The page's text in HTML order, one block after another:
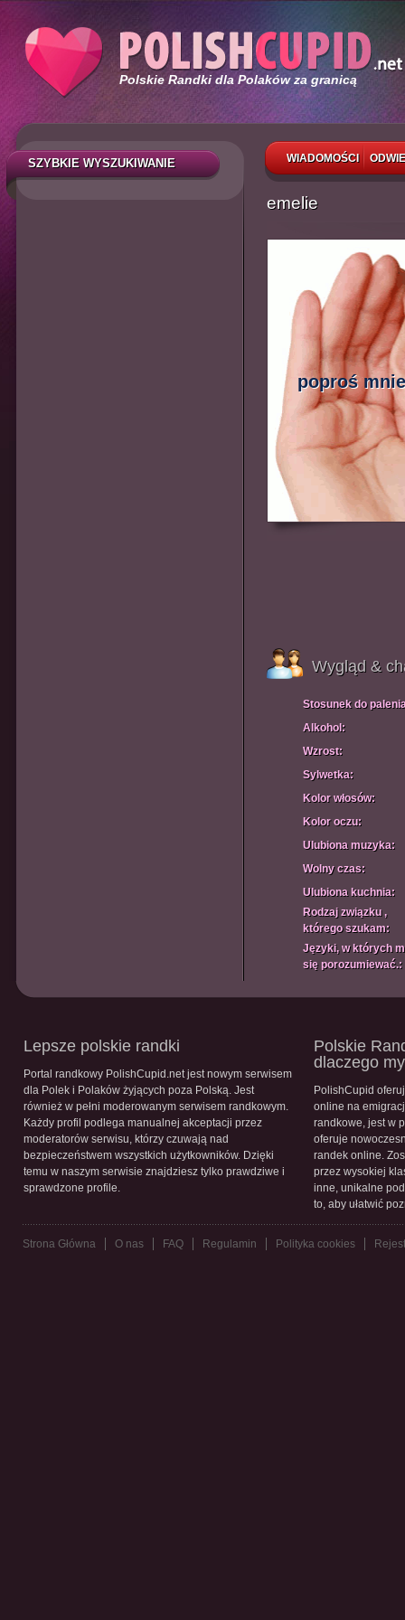
Polskie Randki dla Polaków za granicą
WIADOMOŚCI
SZYBKIE WYSZUKIWANIE
emelie
poproś
Wygląd &
Stosunek do
Alkohol:
Wzrost:
Sylwetka:
Kolor włosów:
Kolor oczu:
Ulubiona muzyka:
Wolny czas:
Ulubiona kuchnia:
Rodzaj związku ,
którego szukam:
Języki, w których
się porozumiewać.:
Lepsze polskie randki
Portal randkowy PolishCupid.net jest nowym serwisem
dla Polek i Polaków żyjących poza Polską. Jest
również w pełni moderowanym serwisem randkowym.
Każdy profil podlega manualnej akceptacji przez
moderatorów serwisu, którzy czuwają nad
bezpieczeństwem wszystkich użytkowników. Dzięki
temu w naszym serwisie znajdziesz tylko prawdziwe i
sprawdzone profile.
Polskie
dlaczego
PolishCupid
online na
randkowe, jest w
oferuje
randek online.
przez wysokiej
inne, unikalne
to, aby ułatwić
Strona Główna O nas FAQ Regulamin Polityka cookies